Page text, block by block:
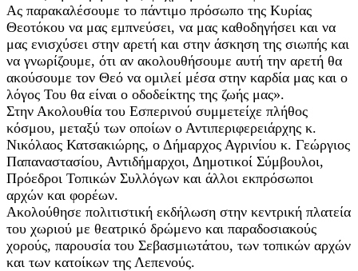
Ας παρακαλέσουμε το πάντιμο πρόσωπο της Κυρίας
Θεοτόκου να μας εμπνεύσει, να μας καθοδηγήσει και να
μας ενισχύσει στην αρετή και στην άσκηση της σιωπής και
να γνωρίζουμε, ότι αν ακολουθήσουμε αυτή την αρετή θα
ακούσουμε τον Θεό να ομιλεί μέσα στην καρδία μας και ο
λόγος Του θα είναι ο οδοδείκτης της ζωής μας».
Στην Ακολουθία του Εσπερινού συμμετείχε πλήθος
κόσμου, μεταξύ των οποίων ο Αντιπεριφερειάρχης κ.
Νικόλαος Κατσακιώρης, ο Δήμαρχος Αγρινίου κ. Γεώργιος
Παπαναστασίου, Αντιδήμαρχοι, Δημοτικοί Σύμβουλοι,
Πρόεδροι Τοπικών Συλλόγων και άλλοι εκπρόσωποι
αρχών και φορέων.
Ακολούθησε πολιτιστική εκδήλωση στην κεντρική πλατεία
του χωριού με θεατρικό δρώμενο και παραδοσιακούς
χορούς, παρουσία του Σεβασμιωτάτου, των τοπικών αρχών
και των κατοίκων της Λεπενούς.